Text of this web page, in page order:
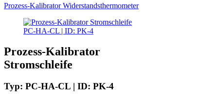
Prozess-Kalibrator Widerstandsthermometer
PC-HA-CL | ID: PK-4
Prozess-Kalibrator
Stromschleife
Typ: PC-HA-CL | ID: PK-4